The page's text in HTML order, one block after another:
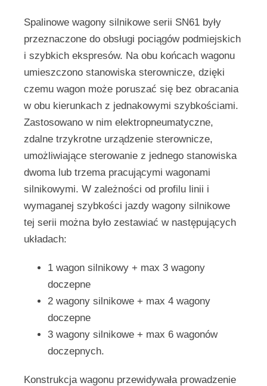
Spalinowe wagony silnikowe serii SN61 były
przeznaczone do obsługi pociągów podmiejskich
i szybkich ekspresów. Na obu końcach wagonu
umieszczono stanowiska sterownicze, dzięki
czemu wagon może poruszać się bez obracania
w obu kierunkach z jednakowymi szybkościami.
Zastosowano w nim elektropneumatyczne,
zdalne trzykrotne urządzenie sterownicze,
umożliwiające sterowanie z jednego stanowiska
dwoma lub trzema pracującymi wagonami
silnikowymi. W zależności od profilu linii i
wymaganej szybkości jazdy wagony silnikowe
tej serii można było zestawiać w następujących
układach:
1 wagon silnikowy + max 3 wagony
doczepne
2 wagony silnikowe + max 4 wagony
doczepne
3 wagony silnikowe + max 6 wagonów
doczepnych.
Konstrukcja wagonu przewidywała prowadzenie